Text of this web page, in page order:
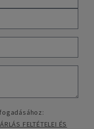
FELTÉTELEI ÉS